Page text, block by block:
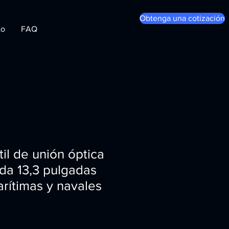
FAQ
Obtenga una cotización
de unión óptica
13,3 pulgadas
y navales